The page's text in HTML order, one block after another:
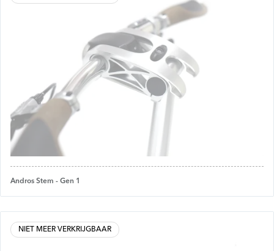
Andros Stem - Gen 1
NIET MEER VERKRIJGBAAR